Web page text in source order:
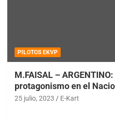
PILOTOS EKVP
M.FAISAL –
protagonismo en el
25 julio, 2023 E-Kart